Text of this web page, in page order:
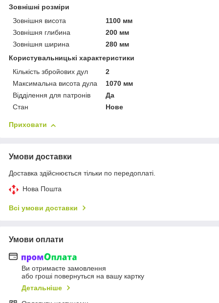
Зовнішні розміри
Зовнішня висота
1100 мм
Зовнішня глибина
200 мм
Зовнішня ширина
280 мм
Користувальницькі характеристики
Кількість збройових дул
2
Максимальна висота дула
1070 мм
Відділення для патронів
Да
Стан
Нове
Приховати
Умови доставки
Доставка здійснюється тільки по передоплаті.
Нова Пошта
Всі умови доставки
Умови оплати
Ви отримаєте замовлення
або гроші повернуться на вашу картку
Детальніше